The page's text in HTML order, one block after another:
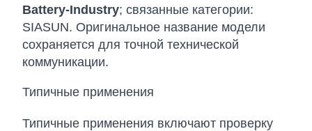
Battery-Industry; связанные категории:
SIASUN. Оригинальное название модели
сохраняется для точной технической
коммуникации.
Типичные применения
Типичные применения включают проверку